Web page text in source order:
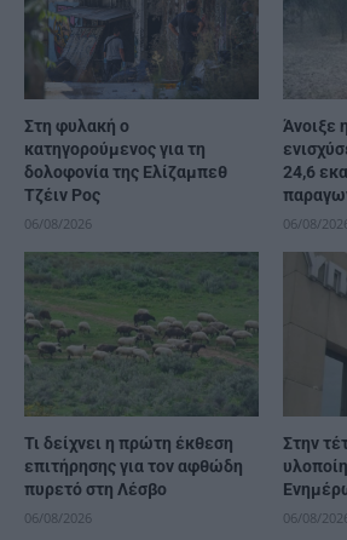
Στη φυλακή ο
κατηγορούμενος για τη
δολοφονία της Ελίζαμπεθ
Τζέιν Ρος
06/08/2026
Άνοιξε
24,6
06/08/
Τι δείχνει η πρώτη έκθεση
επιτήρησης για τον αφθώδη
πυρετό στη Λέσβο
06/08/2026
Στην
06/08/